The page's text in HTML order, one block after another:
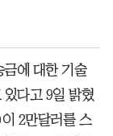
에 대한 기술
다고 9일 밝혔
2만달러를 스